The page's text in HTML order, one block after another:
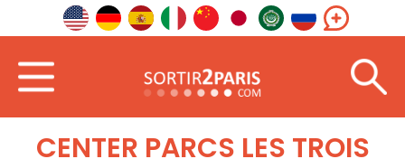
CENTER PARCS LES TROIS